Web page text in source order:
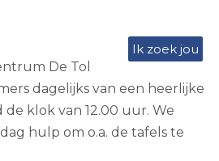
Ik zoek jou
De Tol
dagelijks van een heerlijke
klok van 12.00 uur. We
hulp om o.a. de tafels te